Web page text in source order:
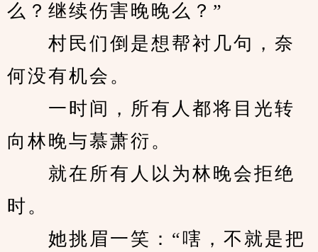
么？继续伤害晚晚么？”
村民们倒是想帮衬几句，奈
何没有机会。
一时间，所有人都将目光转
向林晚与慕萧衍。
就在所有人以为林晚会拒绝
时。
她挑眉一笑：“嗐，不就是把